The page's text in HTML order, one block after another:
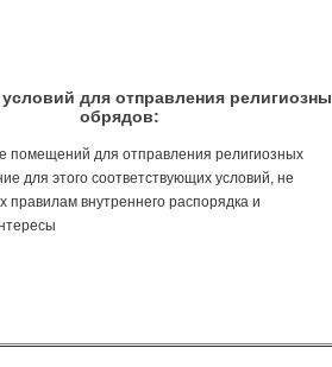
для отправления
обрядов:
помещений для отправления религиозных
для этого соответствующих условий, не
правилам внутреннего распорядка и